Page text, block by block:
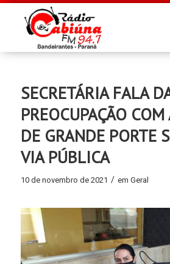
SECRETÁRIA FALA
PREOCUPAÇÃO
DE GRANDE PORTE
VIA PÚBLICA
10 de novembro de 2021 / em Geral